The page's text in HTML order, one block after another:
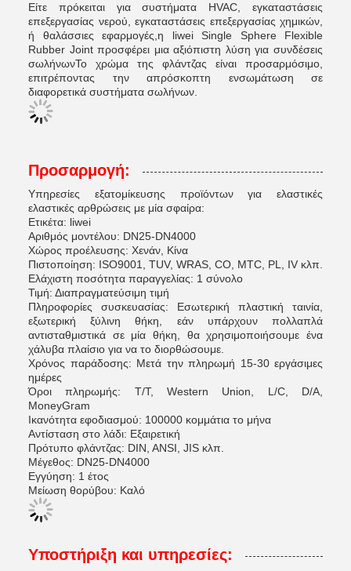
Είτε πρόκειται για συστήματα HVAC, εγκαταστάσεις
επεξεργασίας νερού, εγκαταστάσεις επεξεργασίας χημικών,
ή θαλάσσιες εφαρμογές,η liwei Single Sphere Flexible
Rubber Joint προσφέρει μια αξιόπιστη λύση για συνδέσεις
σωλήνωνΤο χρώμα της φλάντζας είναι προσαρμόσιμο,
επιτρέποντας την απρόσκοπτη ενσωμάτωση σε
διαφορετικά συστήματα σωλήνων.
Προσαρμογή:
Υπηρεσίες εξατομίκευσης προϊόντων για ελαστικές
ελαστικές αρθρώσεις με μία σφαίρα:
Ετικέτα: liwei
Αριθμός μοντέλου: DN25-DN4000
Χώρος προέλευσης: Χενάν, Κίνα
Πιστοποίηση: ISO9001, TUV, WRAS, CO, MTC, PL, IV κλπ.
Ελάχιστη ποσότητα παραγγελίας: 1 σύνολο
Τιμή: Διαπραγματεύσιμη τιμή
Πληροφορίες συσκευασίας: Εσωτερική πλαστική ταινία,
εξωτερική ξύλινη θήκη, εάν υπάρχουν πολλαπλά
αντισταθμιστικά σε μία θήκη, θα χρησιμοποιήσουμε ένα
χάλυβα πλαίσιο για να το διορθώσουμε.
Χρόνος παράδοσης: Μετά την πληρωμή 15-30 εργάσιμες
ημέρες
Όροι πληρωμής: T/T, Western Union, L/C, D/A,
MoneyGram
Ικανότητα εφοδιασμού: 100000 κομμάτια το μήνα
Αντίσταση στο λάδι: Εξαιρετική
Πρότυπο φλάντζας: DIN, ANSI, JIS κλπ.
Μέγεθος: DN25-DN4000
Εγγύηση: 1 έτος
Μείωση θορύβου: Καλό
Υποστήριξη και υπηρεσίες: